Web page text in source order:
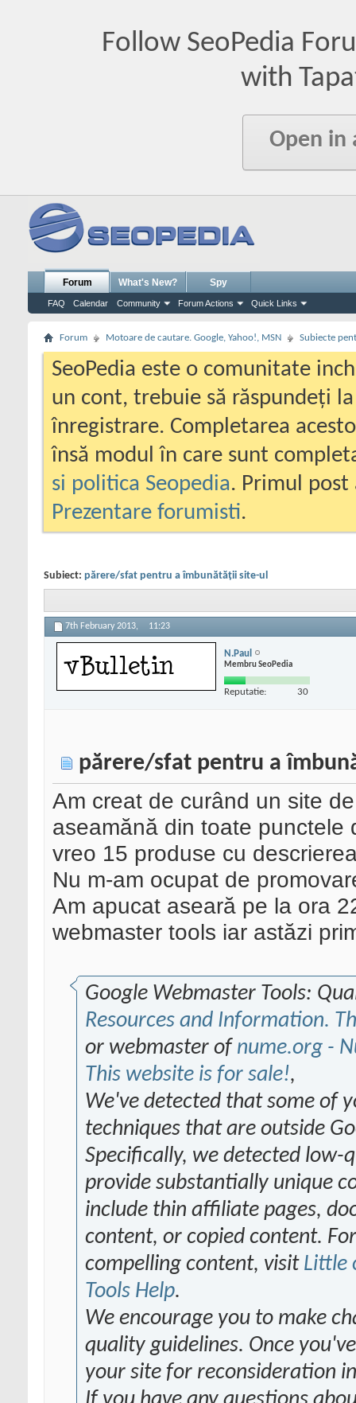
Follow SeoPedia
with
Open in
Forum
FAQ Calendar Community Forum Actions Quick Links
What's New? Spy
Forum Motoare de cautare. Google, Yahoo!, MSN Subiecte
SeoPedia este o comunitate
un cont, trebuie să răspundeți
înregistrare. Completarea
însă modul în care sunt
si politica Seopedia. Primul
Prezentare forumisti.
Subiect: părere/sfat pentru a îmbunătății site-ul
7th February 2013, 11:23
N.Paul
Membru SeoPedia
Reputatie: 30
părere/sfat pentru a
Am creat de curând un site
aseamănă din toate punctele
vreo 15 produse cu
Nu m-am ocupat de
Am apucat aseară pe la ora
webmaster tools iar astăzi
Google Webmaster Tools:
Resources and Information.
or webmaster of nume.org -
This website is for sale!,
We've detected that some of
techniques that are outside
Specifically, we detected low-
provide substantially unique
include thin affiliate pages,
content, or copied content.
compelling content, visit Little
Tools Help.
We encourage you to make
quality guidelines. Once
your site for reconsideration